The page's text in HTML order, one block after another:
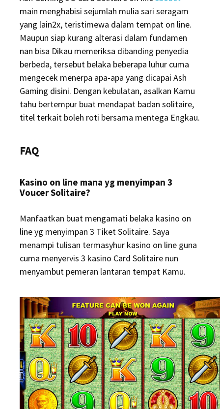
main menghabisi sejumlah mulia sari seragam
yang lain2x, teristimewa dalam tempat on line.
Maupun siap kurang alterasi dalam fundamen
nan bisa Dikau memeriksa dibanding penyedia
berbeda, tersebut belaka beberapa luhur cuma
mengecek menerpa apa-apa yang dicapai Ash
Gaming disini. Dengan kebulatan, asalkan Kamu
tahu bertempur buat mendapat badan solitaire,
titel terkait boleh roti bersama mentega Engkau.
FAQ
Kasino on line mana yg menyimpan 3
Voucer Solitaire?
Manfaatkan buat mengamati belaka kasino on
line yg menyimpan 3 Tiket Solitaire. Saya
menampi tulisan termasyhur kasino on line guna
cuma menyervis 3 kasino Card Solitaire nun
menyambut pemeran lantaran tempat Kamu.